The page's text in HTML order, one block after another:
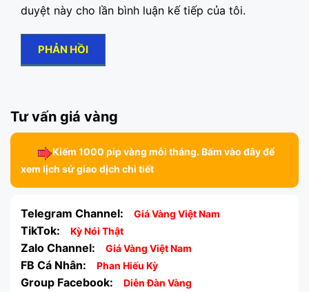
duyệt này cho lần bình luận kế tiếp của tôi.
Tư vấn giá vàng
Kiếm 1000 pip vàng mỗi tháng. Bấm vào đây để
xem lịch sử giao dịch chi tiết
Telegram Channel: Giá Vàng Việt Nam
TikTok: Kỳ Nói Thật
Zalo Channel: Giá Vàng Việt Nam
FB Cá Nhân: Phan Hiếu Kỳ
Group Facebook: Diễn Đàn Vàng